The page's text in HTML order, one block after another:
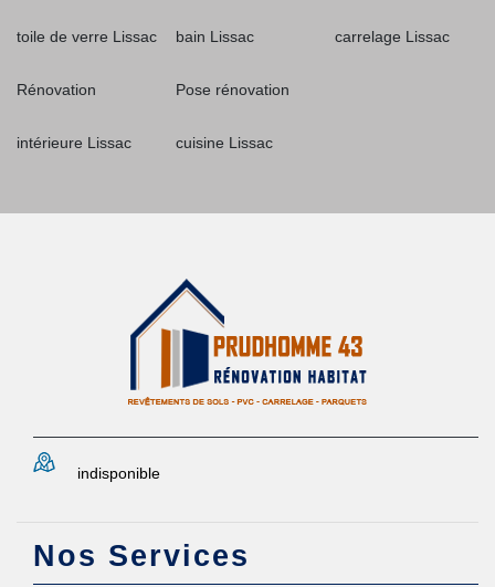
toile de verre Lissac
Rénovation
intérieure Lissac
bain Lissac
Pose rénovation
cuisine Lissac
carrelage Lissac
indisponible
Nos Services